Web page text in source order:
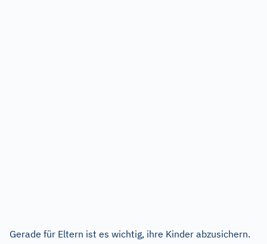
Gerade für Eltern ist es wichtig, ihre Kinder abzusichern.